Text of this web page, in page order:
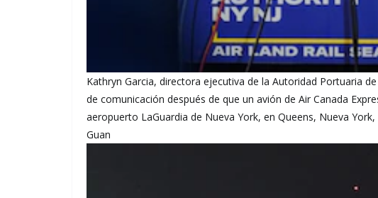
Kathryn Garcia, directora ejecutiva de la Autoridad Portuaria
de comunicación después de que un avión de Air Canada
aeropuerto LaGuardia de Nueva York, en Queens, Nueva York,
Guan